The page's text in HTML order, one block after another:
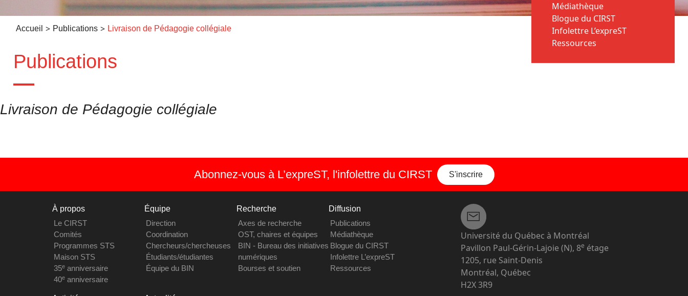
Accueil > Publications > Livraison de Pédagogie collégiale
Publications
Médiathèque
Blogue du CIRST
Infolettre L’expreST
Ressources
Livraison de Pédagogie collégiale
Abonnez-vous à L’expreST, l'infolettre du CIRST S'inscrire
À propos
Le CIRST
Comités
Programmes STS
Maison STS
35eanniversaire
40eanniversaire
Équipe
Direction
Coordination
Chercheurs/chercheuses
Étudiants/étudiantes
Équipe du BIN
Recherche
Axes de recherche
OST, chaires et équipes
BIN - Bureau des initiatives
numériques
Bourses et soutien
Diffusion
Publications
Médiathèque
Blogue du CIRST
Infolettre L’expreST
Ressources
Université du Québec à Montréal
Pavillon Paul-Gérin-Lajoie (N), 8e étage
1205, rue Saint-Denis
Montréal, Québec
H2X 3R9